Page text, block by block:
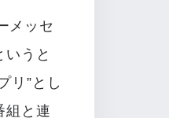
メッセ
うと
リ”とし
組と連